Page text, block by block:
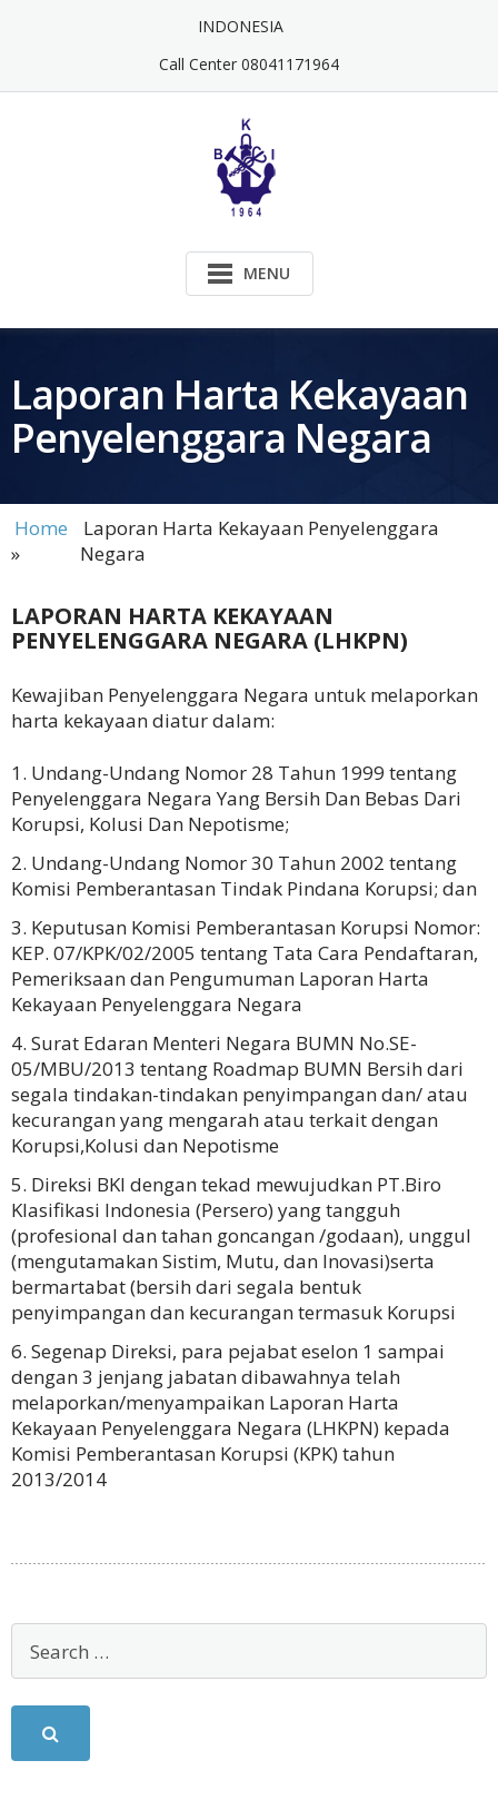
INDONESIA
Call Center 08041171964
MENU
Laporan Harta Kekayaan
Penyelenggara Negara
Home
»
Laporan Harta Kekayaan Penyelenggara
Negara
LAPORAN HARTA KEKAYAAN
PENYELENGGARA NEGARA (LHKPN)
Kewajiban Penyelenggara Negara untuk melaporkan
harta kekayaan diatur dalam:
Undang-Undang Nomor 28 Tahun 1999 tentang
Penyelenggara Negara Yang Bersih Dan Bebas Dari
Korupsi, Kolusi Dan Nepotisme;
Undang-Undang Nomor 30 Tahun 2002 tentang
Komisi Pemberantasan Tindak Pindana Korupsi; dan
Keputusan Komisi Pemberantasan Korupsi Nomor:
KEP. 07/KPK/02/2005 tentang Tata Cara Pendaftaran,
Pemeriksaan dan Pengumuman Laporan Harta
Kekayaan Penyelenggara Negara
Surat Edaran Menteri Negara BUMN No.SE-
05/MBU/2013 tentang Roadmap BUMN Bersih dari
segala tindakan-tindakan penyimpangan dan/ atau
kecurangan yang mengarah atau terkait dengan
Korupsi,Kolusi dan Nepotisme
Direksi BKI dengan tekad mewujudkan PT.Biro
Klasifikasi Indonesia (Persero) yang tangguh
(profesional dan tahan goncangan /godaan), unggul
(mengutamakan Sistim, Mutu, dan Inovasi)serta
bermartabat (bersih dari segala bentuk
penyimpangan dan kecurangan termasuk Korupsi
Segenap Direksi, para pejabat eselon 1 sampai
dengan 3 jenjang jabatan dibawahnya telah
melaporkan/menyampaikan Laporan Harta
Kekayaan Penyelenggara Negara (LHKPN) kepada
Komisi Pemberantasan Korupsi (KPK) tahun
2013/2014